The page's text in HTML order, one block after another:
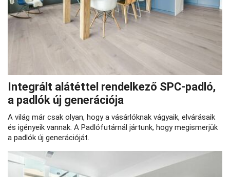
Integrált alátéttel rendelkező SPC-padló,
a padlók új generációja
A világ már csak olyan, hogy a vásárlóknak vágyaik, elvárásaik
és igényeik vannak. A Padlófutárnál jártunk, hogy megismerjük
a padlók új generációját.